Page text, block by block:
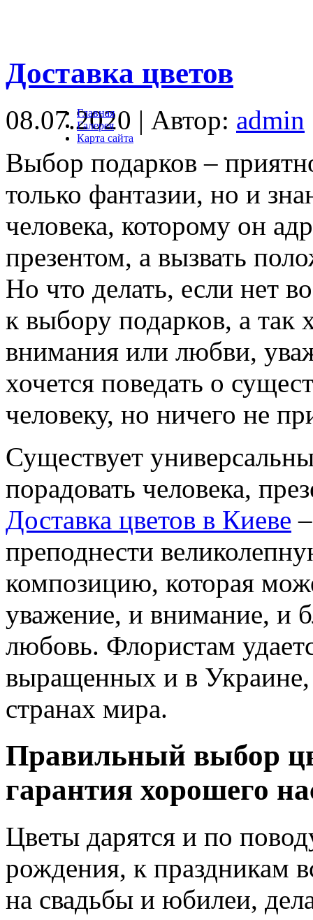
Главная
Галерея
Карта сайта
Доставка цветов
08.07.2020 | Автор: admin
Выбор подарков –
только фантазии, но и
человека, которому он
презентом, а вызвать
Но что делать, если нет
к выбору подарков, а так
внимания или любви,
хочется поведать о
человеку, но ничего не
Существует
порадовать человека,
Доставка цветов в Киеве
преподнести
композицию, которая
уважение, и внимание, и
любовь. Флористам
выращенных и в
странах мира.
Правильный выбор
гарантия хорошего
Цветы дарятся и по
рождения, к праздникам
на свадьбы и юбилеи,